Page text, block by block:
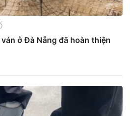
ở Đà Nẵng đã hoàn thiện